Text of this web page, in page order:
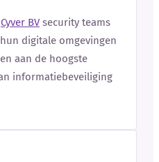
Cyver BV security teams
digitale omgevingen
aan de hoogste
informatiebeveiliging